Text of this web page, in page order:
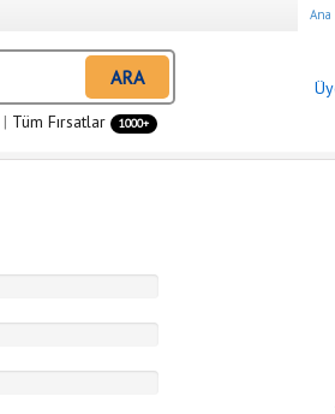
Ana
ARA
| Tüm Fırsatlar 1000+